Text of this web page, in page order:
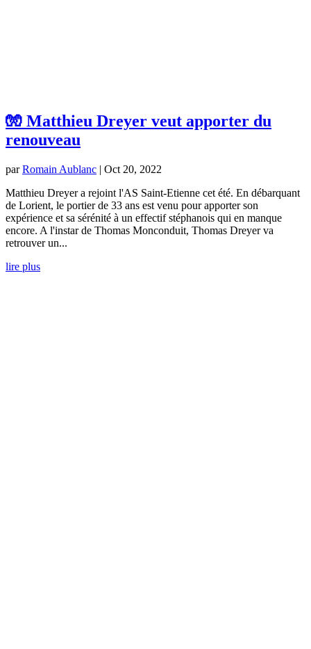
🧤 Matthieu Dreyer veut apporter du
renouveau
parRomain Aublanc | Oct 20, 2022
Matthieu Dreyer a rejoint l'AS Saint-Etienne cet été. En débarquant
de Lorient, le portier de 33 ans est venu pour apporter son
expérience et sa sérénité à un effectif stéphanois qui en manque
encore. A l'instar de Thomas Monconduit, Thomas Dreyer va
retrouver un...
lire plus